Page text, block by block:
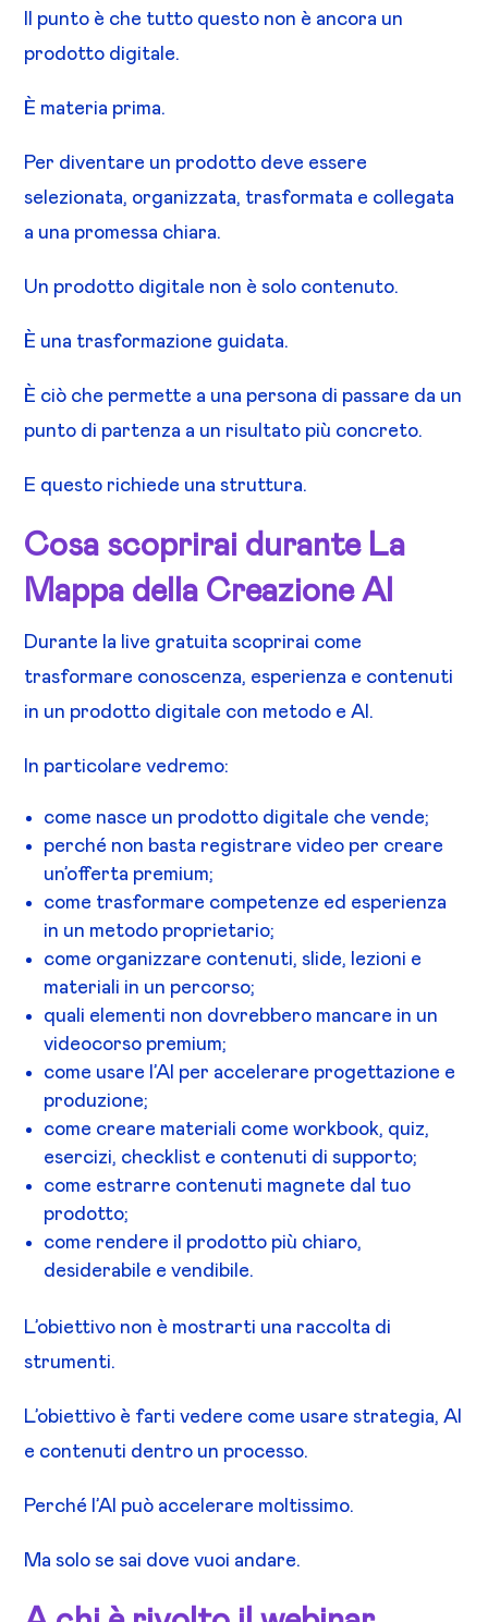
Il punto è che tutto questo non è ancora un
prodotto digitale.
È materia prima.
Per diventare un prodotto deve essere
selezionata, organizzata, trasformata e collegata
a una promessa chiara.
Un prodotto digitale non è solo contenuto.
È una trasformazione guidata.
È ciò che permette a una persona di passare da un
punto di partenza a un risultato più concreto.
E questo richiede una struttura.
Cosa scoprirai durante La
Mappa della Creazione AI
Durante la live gratuita scoprirai come
trasformare conoscenza, esperienza e contenuti
in un prodotto digitale con metodo e AI.
In particolare vedremo:
come nasce un prodotto digitale che vende;
perché non basta registrare video per creare
un’offerta premium;
come trasformare competenze ed esperienza
in un metodo proprietario;
come organizzare contenuti, slide, lezioni e
materiali in un percorso;
quali elementi non dovrebbero mancare in un
videocorso premium;
come usare l’AI per accelerare progettazione e
produzione;
come creare materiali come workbook, quiz,
esercizi, checklist e contenuti di supporto;
come estrarre contenuti magnete dal tuo
prodotto;
come rendere il prodotto più chiaro,
desiderabile e vendibile.
L’obiettivo non è mostrarti una raccolta di
strumenti.
L’obiettivo è farti vedere come usare strategia, AI
e contenuti dentro un processo.
Perché l’AI può accelerare moltissimo.
Ma solo se sai dove vuoi andare.